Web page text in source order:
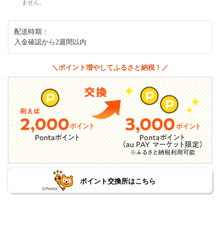
ません。
配送時期：
入金確認から2週間以内
＼ポイント増やしてふるさと納税！／
ポイント交換所はこちら